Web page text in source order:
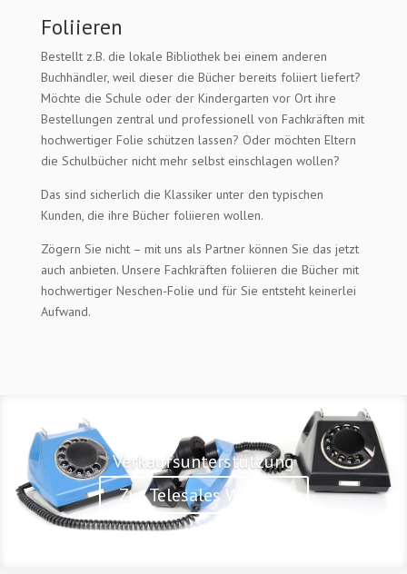
Foliieren
Bestellt z.B. die lokale Bibliothek bei einem anderen
Buchhändler, weil dieser die Bücher bereits foliiert liefert?
Möchte die Schule oder der Kindergarten vor Ort ihre
Bestellungen zentral und professionell von Fachkräften mit
hochwertiger Folie schützen lassen? Oder möchten Eltern
die Schulbücher nicht mehr selbst einschlagen wollen?
Das sind sicherlich die Klassiker unter den typischen
Kunden, die ihre Bücher foliieren wollen.
Zögern Sie nicht – mit uns als Partner können Sie das jetzt
auch anbieten. Unsere Fachkräften foliieren die Bücher mit
hochwertiger Neschen-Folie und für Sie entsteht keinerlei
Aufwand.
Verkaufsunterstützung
Zur Telesales Website